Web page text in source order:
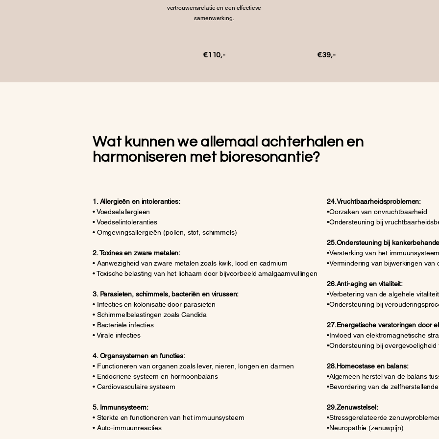
vertrouwensrelatie en een effectieve
samenwerking.
€110,- €39,-
Wat kunnen we allemaal achterhalen en
harmoniseren met bioresonantie?
1. Allergieën en intoleranties:
• Voedselallergieën
• Voedselintoleranties
• Omgevingsallergieën (pollen, stof, schimmels)
2. Toxines en zware metalen:
• Aanwezigheid van zware metalen zoals kwik, lood en cadmium
• Toxische belasting van het lichaam door bijvoorbeeld amalgaamvullingen
3. Parasieten, schimmels, bacteriën en virussen:
• Infecties en kolonisatie door parasieten
• Schimmelbelastingen zoals Candida
• Bacteriële infecties
• Virale infecties
4. Organsystemen en functies:
• Functioneren van organen zoals lever, nieren, longen en darmen
• Endocriene systeem en hormoonbalans
• Cardiovasculaire systeem
5. Immunsysteem:
• Sterkte en functioneren van het immuunsysteem
• Auto-immuunreacties
24.Vruchtbaarheidsproblemen:
•Oorzaken van onvruchtbaarheid
•Ondersteuning bij
25.Ondersteuning bij
•Versterking van het immuunsysteem
•Vermindering van bijwerkingen
26.Anti-aging en vitaliteit:
•Verbetering van de algehele vitaliteit
•Ondersteuning bij
27.Energetische verstoringen door
•Invloed van elektromagnetische
•Ondersteuning bij
28.Homeostase en balans:
•Algemeen herstel van de balans
•Bevordering van de
29.Zenuwstelsel:
•Stressgerelateerde
•Neuropathie (zenuwpijn)